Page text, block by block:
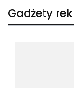
Gadżety